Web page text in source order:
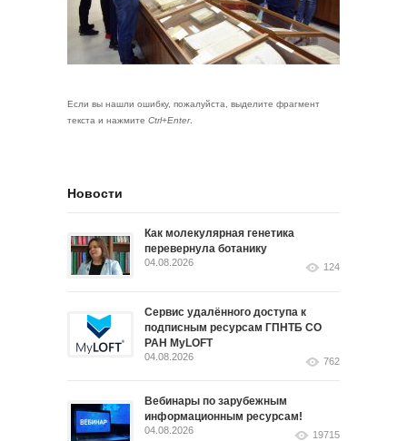
Если вы нашли ошибку, пожалуйста, выделите фрагмент
текста и нажмите Ctrl+Enter.
Новости
Как молекулярная генетика
перевернула ботанику
04.08.2026 124
Сервис удалённого доступа к
подписным ресурсам ГПНТБ СО
РАН MyLOFT
04.08.2026 762
Вебинары по зарубежным
информационным ресурсам!
04.08.2026 19715